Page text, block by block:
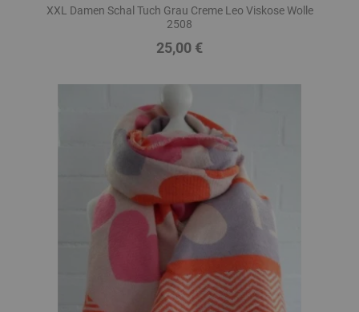
XXL Damen Schal Tuch Grau Creme Leo Viskose Wolle
2508
Preis
25,00 €